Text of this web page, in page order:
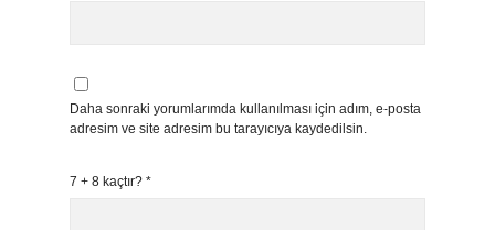
Daha sonraki yorumlarımda kullanılması için adım, e-posta
adresim ve site adresim bu tarayıcıya kaydedilsin.
7 + 8 kaçtır? *